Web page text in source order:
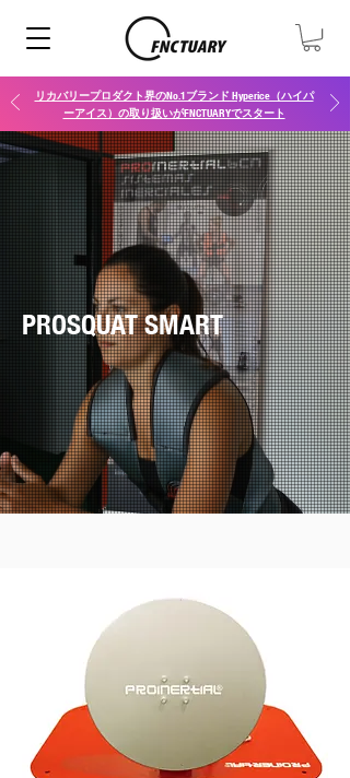
リカバリープロダクト界のNo.1ブランド Hyperice（ハイパ
ーアイス）の取り扱いがFNCTUARYでスタート
PROSQUAT SMART